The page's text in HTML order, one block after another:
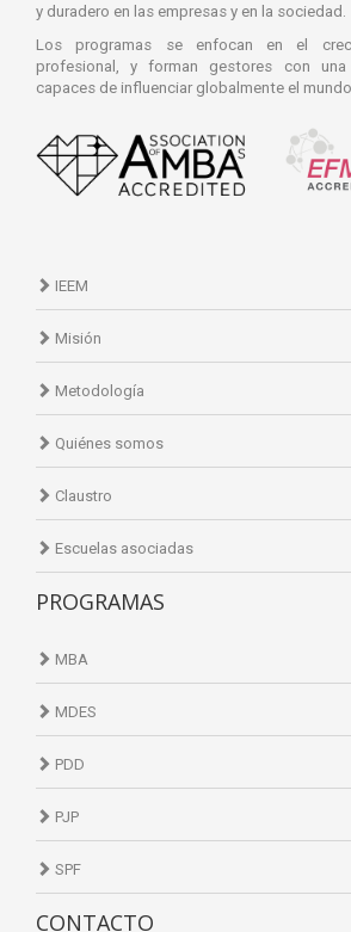
y duradero en las empresas y en la sociedad.
Los programas se enfocan en el
profesional, y forman gestores con una
capaces de influenciar globalmente el
IEEM
Misión
Metodología
Quiénes somos
Claustro
Escuelas asociadas
PROGRAMAS
MBA
MDES
PDD
PJP
SPF
CONTACTO